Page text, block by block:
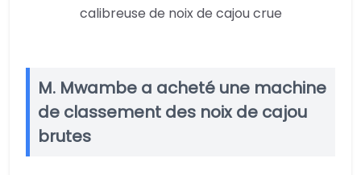
calibreuse de noix de cajou crue
M. Mwambe a acheté une machine
de classement des noix de cajou
brutes